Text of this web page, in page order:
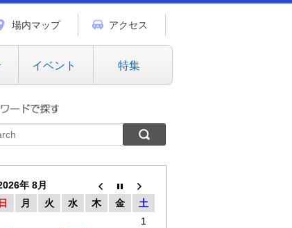
場内マップ アクセス
イベント 特集
年 8月
日
月 火 水 木 金
土
1